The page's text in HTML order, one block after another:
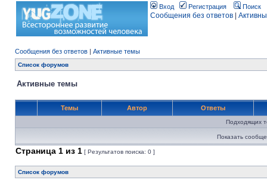
Вход Регистрация Поиск
Сообщения без ответов
Сообщения без ответов | Активные темы
Список форумов
Активные темы
Темы Автор Ответы
Подходящих
Показать
Страница 1 из 1 [ Результатов поиска: 0 ]
Список форумов